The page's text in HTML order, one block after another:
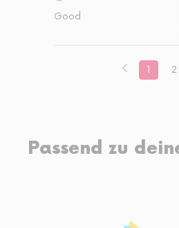
Good
1 2
Passend zu